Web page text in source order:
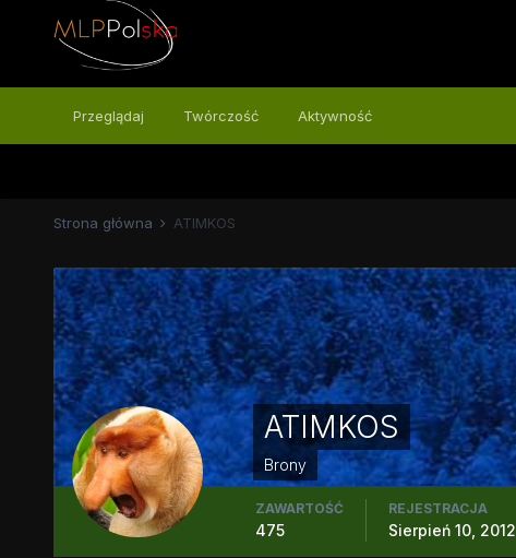
Przeglądaj Twórczość Aktywność
Strona główna ATIMKOS
ATIMKOS
Brony
ZAWARTOŚĆ
475
REJESTRACJA
Sierpień 10, 2012